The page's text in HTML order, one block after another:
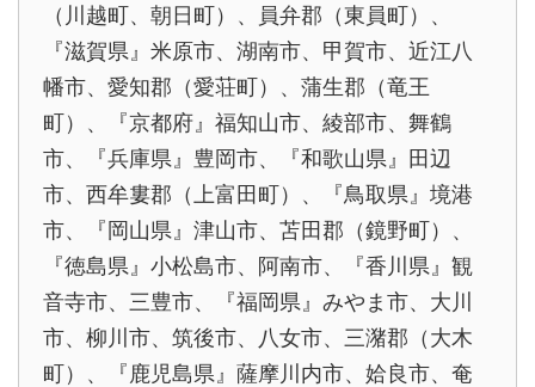
（川越町、朝日町）、員弁郡（東員町）、
『滋賀県』米原市、湖南市、甲賀市、近江八
幡市、愛知郡（愛荘町）、蒲生郡（竜王
町）、『京都府』福知山市、綾部市、舞鶴
市、『兵庫県』豊岡市、『和歌山県』田辺
市、西牟婁郡（上富田町）、『鳥取県』境港
市、『岡山県』津山市、苫田郡（鏡野町）、
『徳島県』小松島市、阿南市、『香川県』観
音寺市、三豊市、『福岡県』みやま市、大川
市、柳川市、筑後市、八女市、三潴郡（大木
町）、『鹿児島県』薩摩川内市、姶良市、奄